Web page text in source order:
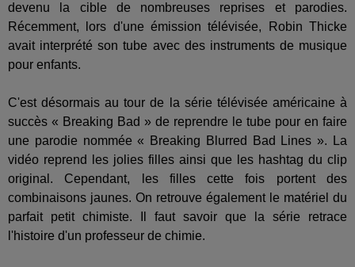
devenu la cible de nombreuses reprises et parodies.
Récemment, lors d'une émission télévisée, Robin Thicke
avait interprété son tube avec des instruments de musique
pour enfants.
C'est désormais au tour de la série télévisée américaine à
succès « Breaking Bad » de reprendre le tube pour en faire
une parodie nommée « Breaking Blurred Bad Lines ». La
vidéo reprend les jolies filles ainsi que les hashtag du clip
original. Cependant, les filles cette fois portent des
combinaisons jaunes. On retrouve également le matériel du
parfait petit chimiste. Il faut savoir que la série retrace
l'histoire d'un professeur de chimie.